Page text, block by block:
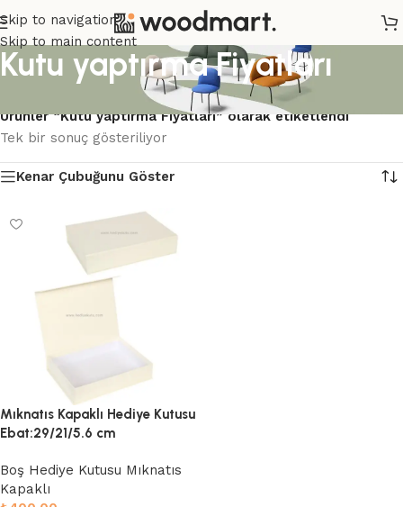
Skip to navigation
Skip to main content
Kutu yaptırma Fiyatları
Ürünler “Kutu yaptırma Fiyatları” olarak etiketlendi
Tek bir sonuç gösteriliyor
Kenar Çubuğunu Göster
Mıknatıs Kapaklı Hediye Kutusu
Ebat:29/21/5.6 cm
Boş Hediye Kutusu Mıknatıs
Kapaklı